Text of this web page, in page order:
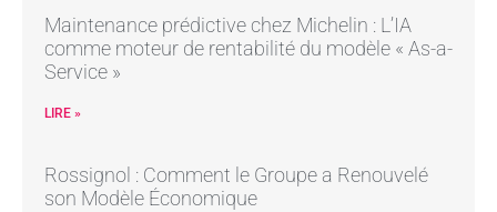
Maintenance prédictive chez Michelin : L’IA
comme moteur de rentabilité du modèle « As-a-
Service »
LIRE »
Rossignol : Comment le Groupe a Renouvelé
son Modèle Économique